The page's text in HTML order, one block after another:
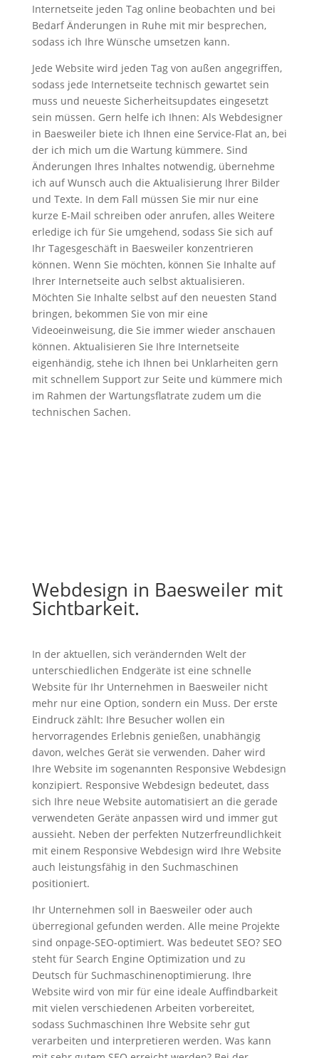
Internetseite jeden Tag online beobachten und bei
Bedarf Änderungen in Ruhe mit mir besprechen,
sodass ich Ihre Wünsche umsetzen kann.
Jede Website wird jeden Tag von außen angegriffen,
sodass jede Internetseite technisch gewartet sein
muss und neueste Sicherheitsupdates eingesetzt
sein müssen. Gern helfe ich Ihnen: Als Webdesigner
in Baesweiler biete ich Ihnen eine Service-Flat an, bei
der ich mich um die Wartung kümmere. Sind
Änderungen Ihres Inhaltes notwendig, übernehme
ich auf Wunsch auch die Aktualisierung Ihrer Bilder
und Texte. In dem Fall müssen Sie mir nur eine
kurze E-Mail schreiben oder anrufen, alles Weitere
erledige ich für Sie umgehend, sodass Sie sich auf
Ihr Tagesgeschäft in Baesweiler konzentrieren
können. Wenn Sie möchten, können Sie Inhalte auf
Ihrer Internetseite auch selbst aktualisieren.
Möchten Sie Inhalte selbst auf den neuesten Stand
bringen, bekommen Sie von mir eine
Videoeinweisung, die Sie immer wieder anschauen
können. Aktualisieren Sie Ihre Internetseite
eigenhändig, stehe ich Ihnen bei Unklarheiten gern
mit schnellem Support zur Seite und kümmere mich
im Rahmen der Wartungsflatrate zudem um die
technischen Sachen.
Webdesign in Baesweiler mit
Sichtbarkeit.
In der aktuellen, sich verändernden Welt der
unterschiedlichen Endgeräte ist eine schnelle
Website für Ihr Unternehmen in Baesweiler nicht
mehr nur eine Option, sondern ein Muss. Der erste
Eindruck zählt: Ihre Besucher wollen ein
hervorragendes Erlebnis genießen, unabhängig
davon, welches Gerät sie verwenden. Daher wird
Ihre Website im sogenannten Responsive Webdesign
konzipiert. Responsive Webdesign bedeutet, dass
sich Ihre neue Website automatisiert an die gerade
verwendeten Geräte anpassen wird und immer gut
aussieht. Neben der perfekten Nutzerfreundlichkeit
mit einem Responsive Webdesign wird Ihre Website
auch leistungsfähig in den Suchmaschinen
positioniert.
Ihr Unternehmen soll in Baesweiler oder auch
überregional gefunden werden. Alle meine Projekte
sind onpage-SEO-optimiert. Was bedeutet SEO? SEO
steht für Search Engine Optimization und zu
Deutsch für Suchmaschinenoptimierung. Ihre
Website wird von mir für eine ideale Auffindbarkeit
mit vielen verschiedenen Arbeiten vorbereitet,
sodass Suchmaschinen Ihre Website sehr gut
verarbeiten und interpretieren werden. Was kann